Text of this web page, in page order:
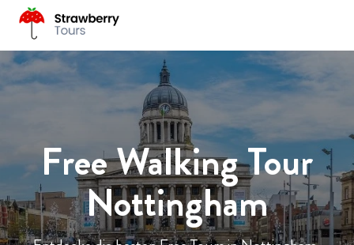
Free Walking Tour
Nottingham